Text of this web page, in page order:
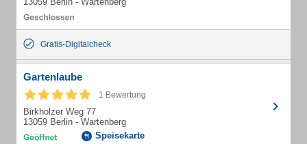
Gratis-Digitalcheck
Gartenlaube
1 Bewertung
Birkholzer Weg 77
13059 Berlin - Wartenberg
Speisekarte